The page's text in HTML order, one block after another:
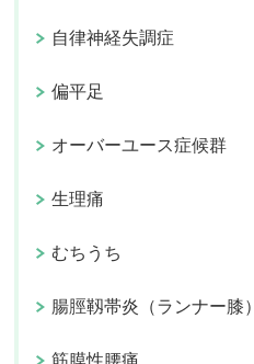
自律神経失調症
偏平足
オーバーユース症候群
生理痛
むちうち
腸脛靱帯炎（ランナー膝）
筋膜性腰痛